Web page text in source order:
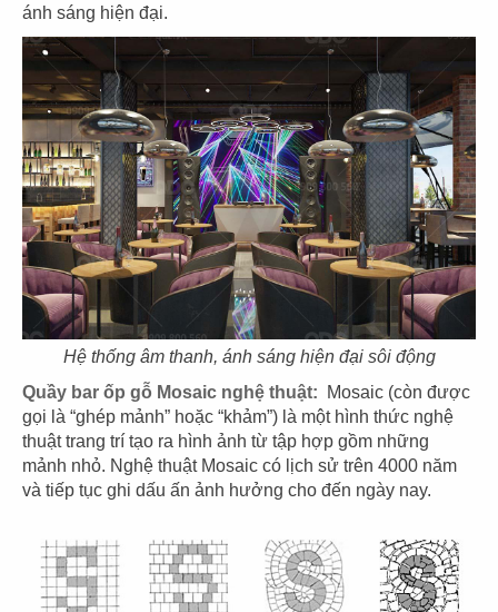
ánh sáng hiện đại.
Hệ thống âm thanh, ánh sáng hiện đại sôi động
Quầy bar ốp gỗ Mosaic nghệ thuật: Mosaic (còn được
gọi là “ghép mảnh” hoặc “khảm”) là một hình thức nghệ
thuật trang trí tạo ra hình ảnh từ tập hợp gồm những
mảnh nhỏ. Nghệ thuật Mosaic có lịch sử trên 4000 năm
và tiếp tục ghi dấu ấn ảnh hưởng cho đến ngày nay.
35
EL GAUCHO
CN Thiso Mall
36
EL GAUCHO
CN Hội An
EL GAUCHO
CN Hà Nội
38
EL GAUCHO
CN Trần Hưng Đạo
39 40